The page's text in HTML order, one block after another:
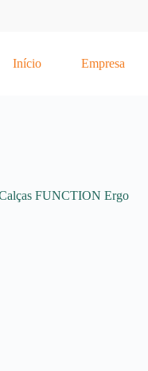
Início Empresa
FUNCTION Ergo